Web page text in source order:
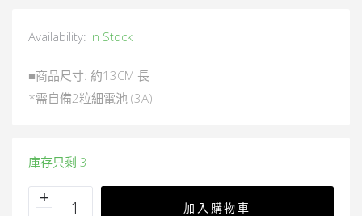
Availability: In Stock
■商品尺寸: 約13CM 長
*需自備2粒細電池 (3A)
庫存只剩 3
加入購物車